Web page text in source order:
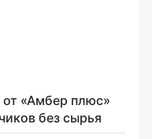
от «Амбер плюс»
без сырья